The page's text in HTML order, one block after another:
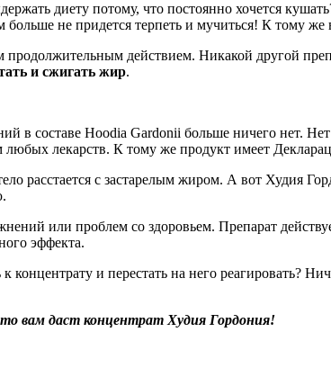
диету потому, что постоянно хочется
не придется терпеть и мучиться! К тому же
продолжительным действием. Никакой другой
и сжигать жир.
в составе Hoodia Gardonii больше ничего нет.
лекарств. К тому же продукт имеет
расстается с застарелым жиром. А вот Худия
или проблем со здоровьем. Препарат
эффекта.
и перестать на него реагировать?
вам даст концентрат Худия Гордония!